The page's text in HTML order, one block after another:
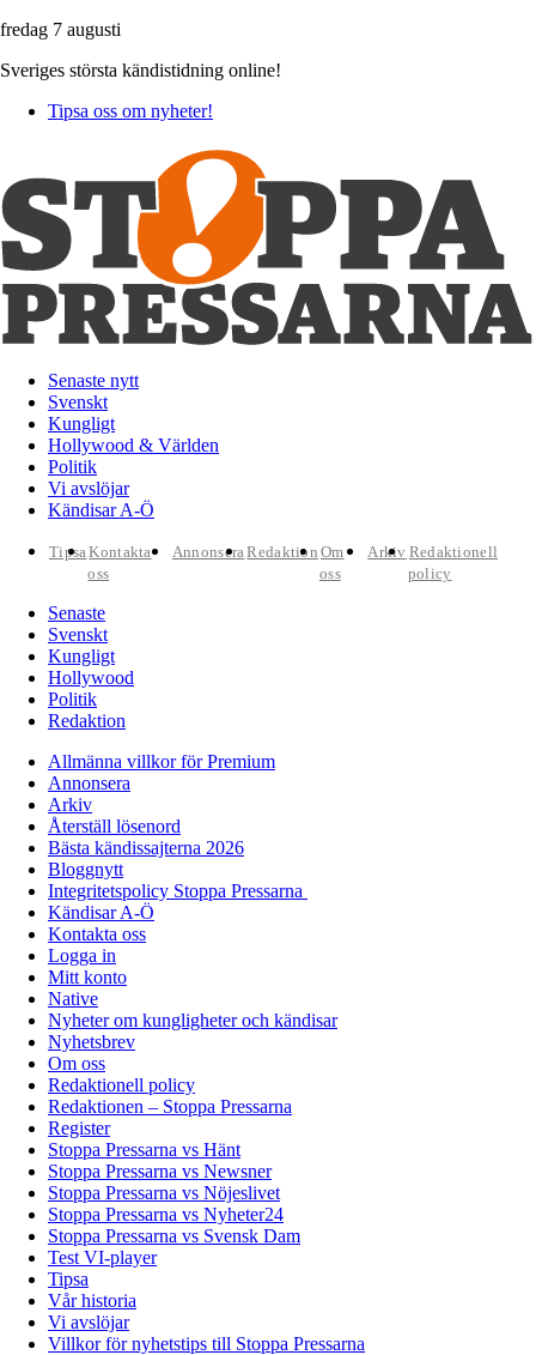
fredag 7 augusti
Sveriges största kändistidning online!
Tipsa oss om nyheter!
Senaste nytt
Svenskt
Kungligt
Hollywood & Världen
Politik
Vi avslöjar
Kändisar A-Ö
TipsaKontakta
oss
AnnonseraRedaktion Om
oss
Arkiv Redaktionell
policy
Senaste
Svenskt
Kungligt
Hollywood
Politik
Redaktion
Allmänna villkor för Premium
Annonsera
Arkiv
Återställ lösenord
Bästa kändissajterna 2026
Bloggnytt
Integritetspolicy Stoppa Pressarna
Kändisar A-Ö
Kontakta oss
Logga in
Mitt konto
Native
Nyheter om kungligheter och kändisar
Nyhetsbrev
Om oss
Redaktionell policy
Redaktionen – Stoppa Pressarna
Register
Stoppa Pressarna vs Hänt
Stoppa Pressarna vs Newsner
Stoppa Pressarna vs Nöjeslivet
Stoppa Pressarna vs Nyheter24
Stoppa Pressarna vs Svensk Dam
Test VI-player
Tipsa
Vår historia
Vi avslöjar
Villkor för nyhetstips till Stoppa Pressarna